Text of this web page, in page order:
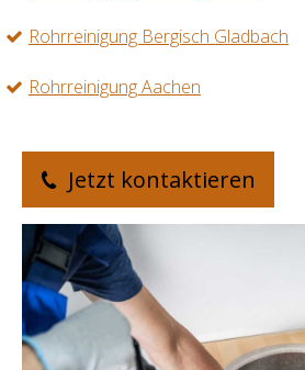
Rohrreinigung Bergisch Gladbach
Rohrreinigung Aachen
Jetzt kontaktieren